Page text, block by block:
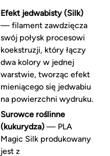
Efekt jedwabisty (Silk)
— filament zawdzięcza
swój połysk procesowi
koekstruzji, który łączy
dwa kolory w jednej
warstwie, tworząc efekt
mieniącego się jedwabiu
na powierzchni wydruku.
Surowce roślinne
(kukurydza)— PLA
Magic Silk produkowany
jest z